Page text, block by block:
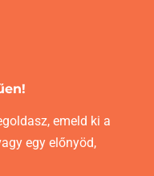
emeld ki a
egy előnyöd,